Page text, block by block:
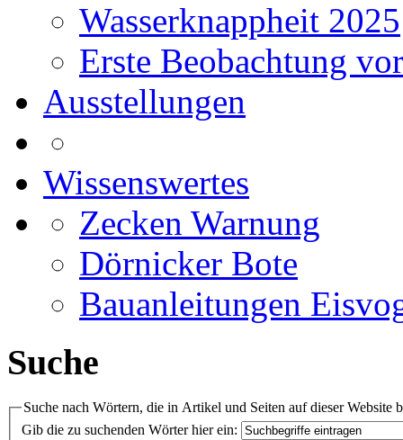
Wasserknappheit 2025
Erste Beobachtung
Ausstellungen
Wissenswertes
Zecken Warnung
Dörnicker Bote
Bauanleitungen
Suche
Suche nach Wörtern, die in Artikel und Seiten auf dieser Website
Gib die zu suchenden Wörter hier ein: